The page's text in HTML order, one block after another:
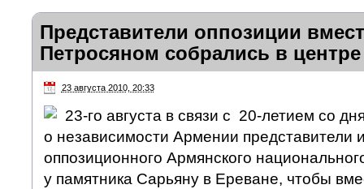
Представители оппозиции
Петросяном собрались в
23 августа 2010, 20:33
23-го августа в связи с 20-летием со
о независимости Армении представители
оппозиционного Армянского
у памятника Сарьяну в Ереване, чтобы